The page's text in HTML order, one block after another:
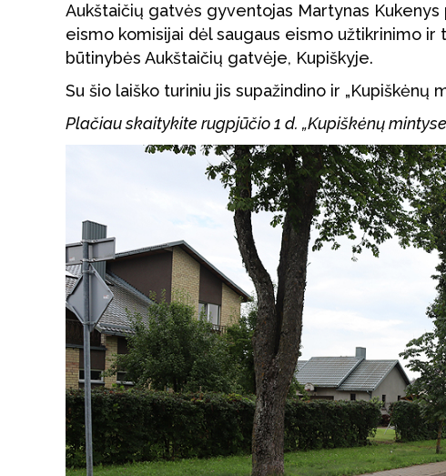
Aukštaičių gatvės gyventojas Martynas
eismo komisijai dėl saugaus eismo užtikrinimo
būtinybės Aukštaičių gatvėje, Kupiškyje.
Su šio laiško turiniu jis supažindino ir „Kupiškėnų
Plačiau skaitykite rugpjūčio 1 d. „Kupiškėnų